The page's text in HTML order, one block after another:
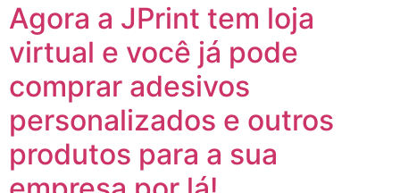
Agora a JPrint tem loja
virtual e você já pode
comprar adesivos
personalizados e outros
produtos para a sua